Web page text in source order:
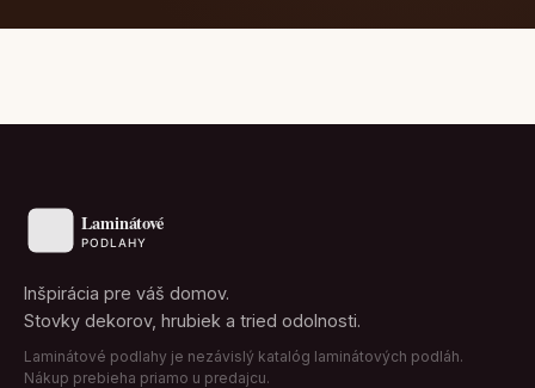
Inšpirácia pre váš domov.
Stovky dekorov, hrubiek a tried odolnosti.
Laminátové podlahy je nezávislý katalóg laminátových podláh.
Nákup prebieha priamo u predajcu.